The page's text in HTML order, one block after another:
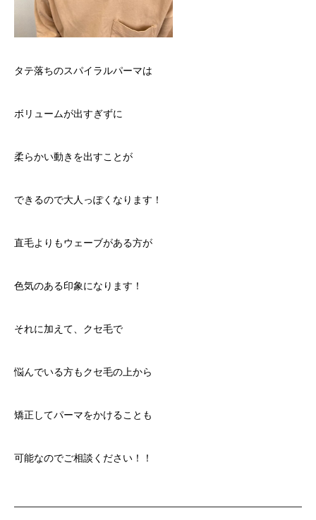
タテ落ちのスパイラルパーマは
ボリュームが出すぎずに
柔らかい動きを出すことが
できるので大人っぽくなります！
直毛よりもウェーブがある方が
色気のある印象になります！
それに加えて、クセ毛で
悩んでいる方もクセ毛の上から
矯正してパーマをかけることも
可能なのでご相談ください！！